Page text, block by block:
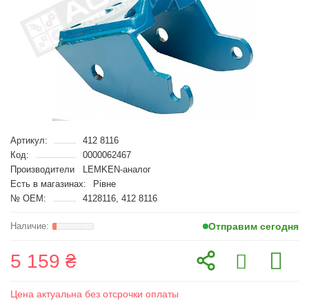
Артикул:
412 8116
Код:
0000062467
Производители
LEMKEN-аналог
Есть в магазинах:
Рівне
№ OEM:
4128116, 412 8116
Отправим сегодня
5 159 ₴
Цена актуальна без отсрочки оплаты